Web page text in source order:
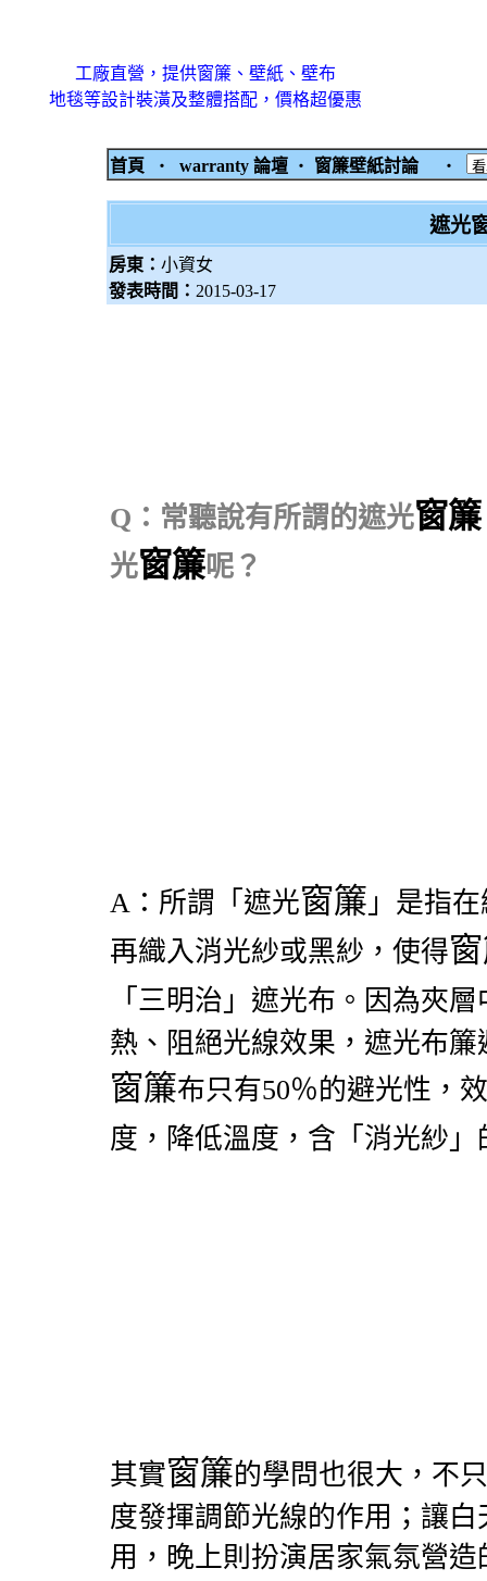
工廠直營，提供窗簾、壁紙、壁布
地毯等設計裝潢及整體搭配，價格超優惠
首頁 ‧ warranty 論壇 ‧ 窗簾壁紙討論 ‧
遮光
房東： 小資女
發表時間： 2015-03-17
Q ： 常聽說有所謂的遮光窗簾
光窗簾呢？
A ： 所謂「遮光窗簾 」是指
再織入消光紗或黑紗，使得
「三明治」遮光布。因為夾
熱、阻絕光線效果，遮光布
窗簾布只有50％的避光性，
度，降低溫度，含「消光紗」
其實窗簾的學問也很大，不
度發揮調節光線的作用；讓
用，晚上則扮演居家氣氛營